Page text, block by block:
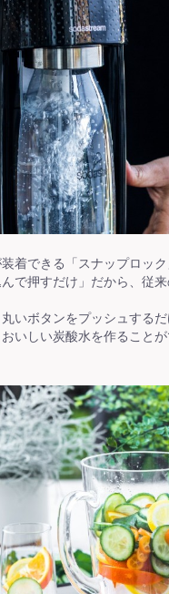
着できる「スナップロッ
んで押すだけ」だから、従
いボタンをプッシュする
いしい炭酸水を作ることが